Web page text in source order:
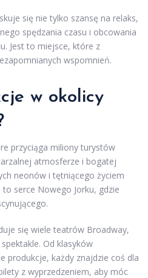
się nie tylko szansę na relaks,
spędzania czasu i obcowania
Jest to miejsce, które z
wspomnień.
w okolicy
przyciąga miliony turystów
atmosferze i bogatej
neonów i tętniącego życiem
serce Nowego Jorku, gdzie
się wiele teatrów Broadway,
Od klasyków
produkcje, każdy znajdzie coś dla
z wyprzedzeniem, aby móc